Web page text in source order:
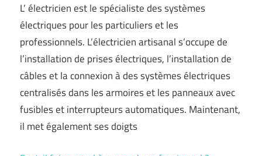
L’ électricien est le spécialiste des systèmes
électriques pour les particuliers et les
professionnels. L’électricien artisanal s’occupe de
l’installation de prises électriques, l’installation de
câbles et la connexion à des systèmes électriques
centralisés dans les armoires et les panneaux avec
fusibles et interrupteurs automatiques. Maintenant,
il met également ses doigts